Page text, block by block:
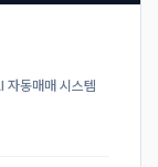
자동매매 시스템